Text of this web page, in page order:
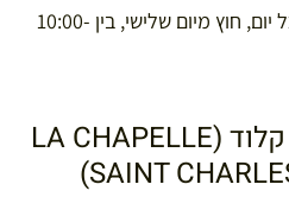
15 באוקטובר – 14 אפריל: כל יום, חוץ מיום שלישי, בין 10:00-
קפלת סן שארל-סן קלוד (LA CHAPELLE
SAINT